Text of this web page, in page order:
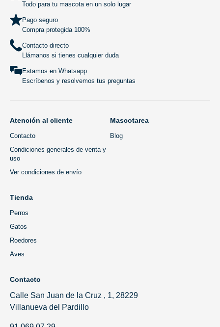
Todo para tu mascota en un solo lugar
Pago seguro
Compra protegida 100%
Contacto directo
Llámanos si tienes cualquier duda
Estamos en Whatsapp
Escríbenos y resolvemos tus preguntas
Atención al cliente
Contacto
Condiciones generales de venta y
uso
Ver condiciones de envío
Mascotarea
Blog
Tienda
Perros
Gatos
Roedores
Aves
Contacto
Calle San Juan de la Cruz , 1, 28229
Villanueva del Pardillo